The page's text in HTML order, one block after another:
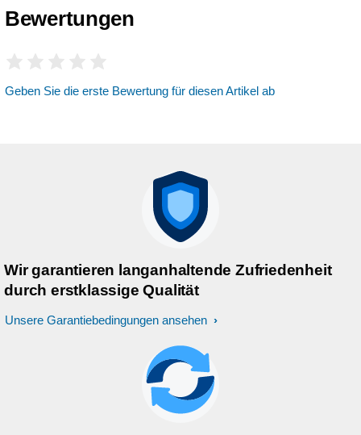
Bewertungen
Geben Sie die erste Bewertung für diesen Artikel ab
Wir garantieren langanhaltende Zufriedenheit
durch erstklassige Qualität
Unsere Garantiebedingungen ansehen